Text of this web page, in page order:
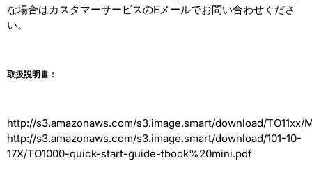
な場合はカスタマーサービスのEメールでお問い合わせくださ
い。
取扱説明書：
http://s3.amazonaws.com/s3.image.smart/download/TO11xx/
http://s3.amazonaws.com/s3.image.smart/download/101-10-
17X/TO1000-quick-start-guide-tbook%20mini.pdf